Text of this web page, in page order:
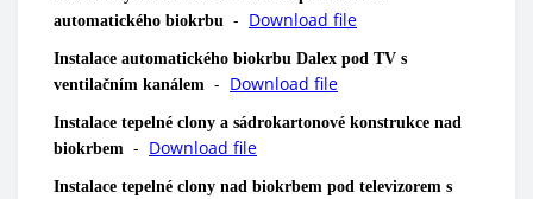
automatického biokrbu - Download file
Instalace automatického biokrbu Dalex pod TV s
ventilačním kanálem - Download file
Instalace tepelné clony a sádrokartonové konstrukce nad
biokrbem - Download file
Instalace tepelné clony nad biokrbem pod televizorem s